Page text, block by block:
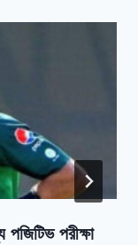
পরীক্ষা